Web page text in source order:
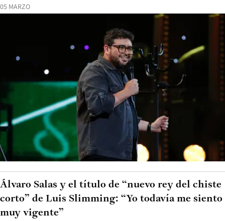
05 MARZO
Álvaro Salas y el título de “nuevo rey del chiste
corto” de Luis Slimming: “Yo todavía me siento
muy vigente”